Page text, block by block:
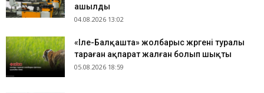
ашылды
04.08.2026 13:02
«Іле-Балқашта» жолбарыс жүргені туралы
тараған ақпарат жалған болып шықты
05.08.2026 18:59